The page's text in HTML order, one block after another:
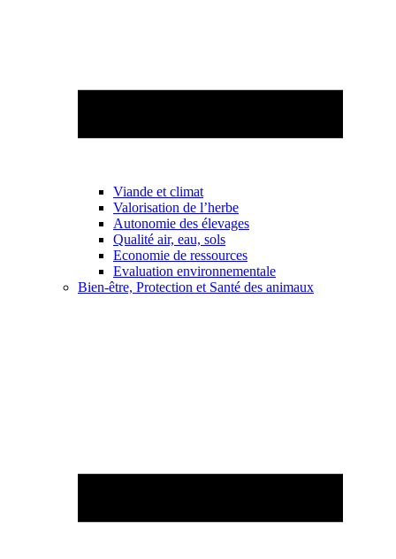
Viande et climat
Valorisation de l’herbe
Autonomie des élevages
Qualité air, eau, sols
Economie de ressources
Evaluation environnementale
Bien-être, Protection et Santé des animaux